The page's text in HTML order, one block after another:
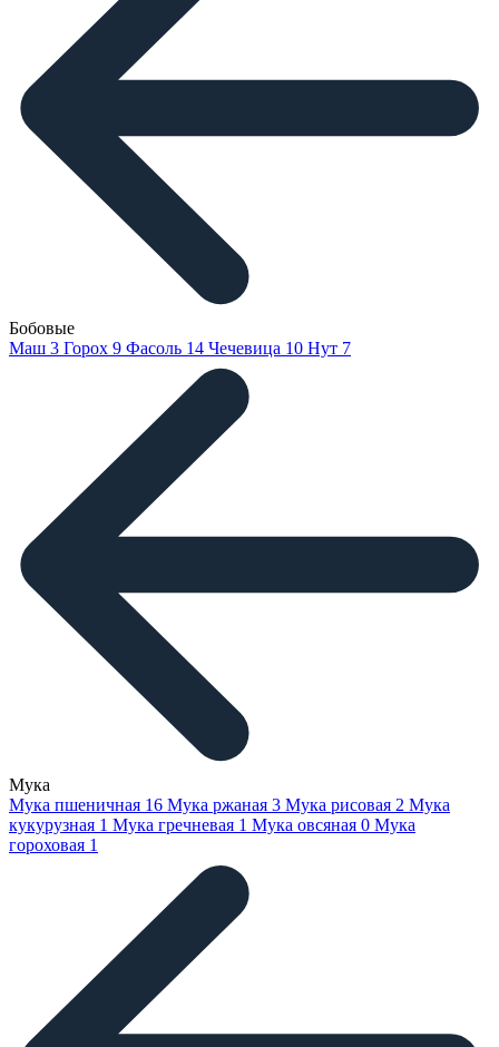
Бобовые
Маш 3 Горох 9 Фасоль 14 Чечевица 10 Нут 7
Мука
Мука пшеничная 16 Мука ржаная 3 Мука рисовая 2 Мука
кукурузная 1 Мука гречневая 1 Мука овсяная 0 Мука
гороховая 1